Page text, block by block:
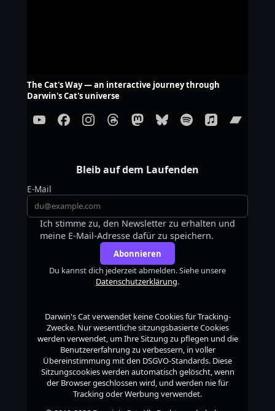
The Cat's Way — an interactive journey through
Darwin's Cat's universe
Bleib auf dem Laufenden
E-Mail
Ich stimme zu, den Newsletter zu erhalten und
meine E-Mail-Adresse dafür zu speichern.
Abonnieren
Du kannst dich jederzeit abmelden. Siehe unsere
Datenschutzerklärung.
Darwin's Catverwendet keine Cookies für Tracking-
Zwecke. Nur wesentliche sitzungsbasierte Cookies
werden verwendet, um Ihre Sitzung zu pflegen und die
Benutzererfahrung zu verbessern, in voller
Übereinstimmung mit den DSGVO-Standards. Diese
Sitzungscookies werden automatisch gelöscht, wenn
der Browser geschlossen wird, und werden nie für
Tracking oder Werbung verwendet.